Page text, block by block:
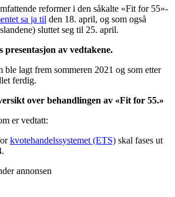
reformer i den såkalte «Fit for 55»-
sa ja til den 18. april, og som også
sluttet seg til 25. april.
presentasjon av vedtakene.
ble lagt frem sommeren 2021 og som etter
ferdig.
over behandlingen av «Fit for 55.»
er vedtatt:
kvotehandelssystemet (ETS) skal fases ut
annonsen